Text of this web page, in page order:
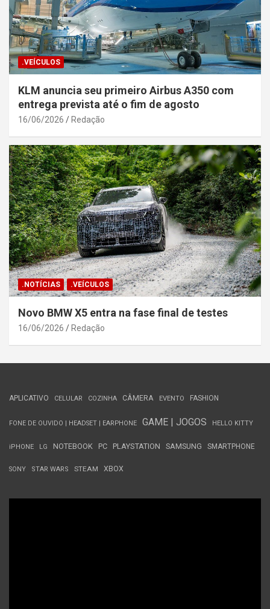
.VEÍCULOS
KLM anuncia seu primeiro Airbus A350 com
entrega prevista até o fim de agosto
16/06/2026 Redação
.NOTÍCIAS .VEÍCULOS
Novo BMW X5 entra na fase final de testes
16/06/2026 Redação
APLICATIVO CELULAR COZINHA CÂMERA EVENTO FASHION
FONE DE OUVIDO | HEADSET | EARPHONE GAME | JOGOS HELLO KITTY
iPHONE LG NOTEBOOK PC PLAYSTATION SAMSUNG SMARTPHONE
SONY STAR WARS STEAM XBOX